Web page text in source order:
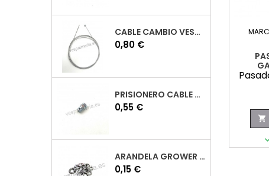
CABLE CAMBIO VESPA
Precio
0,80 €
PRISIONERO CABLE CAMBIO VESPA
Precio
0,55 €
ARANDELA GROWER M7 INOX VESPA
Precio
0,15 €
